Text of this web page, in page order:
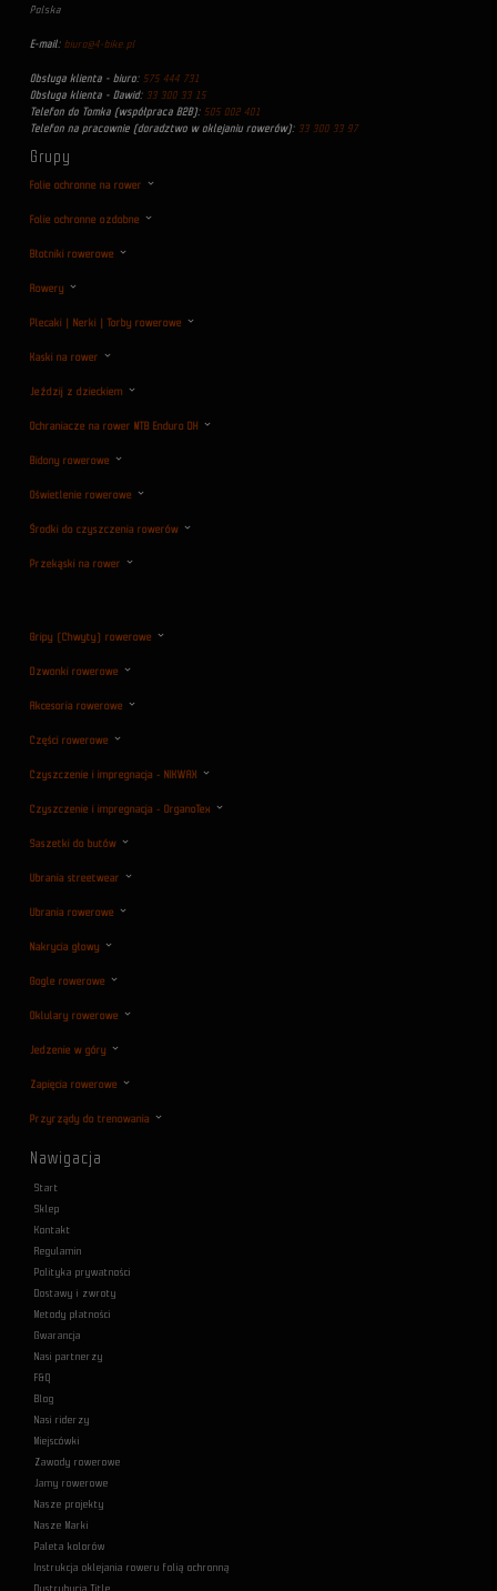
Polska
E-mail: biuro@4-bike.pl
Obsługa klienta - biuro: 575 444 731
Obsługa klienta - Dawid: 33 300 33 15
Telefon do Tomka (współpraca B2B): 505 002 401
Telefon na pracownie (doradztwo w oklejaniu rowerów): 33 300 33 97
Grupy
Folie ochronne na rower
Folie ochronne ozdobne
Błotniki rowerowe
Rowery
Plecaki | Nerki | Torby rowerowe
Kaski na rower
Jeździj z dzieckiem
Ochraniacze na rower MTB Enduro DH
Bidony rowerowe
Oświetlenie rowerowe
Środki do czyszczenia rowerów
Przekąski na rower
Gripy (Chwyty) rowerowe
Dzwonki rowerowe
Akcesoria rowerowe
Części rowerowe
Czyszczenie i impregnacja - NIKWAX
Czyszczenie i impregnacja - OrganoTex
Saszetki do butów
Ubrania streetwear
Ubrania rowerowe
Nakrycia głowy
Gogle rowerowe
Oklulary rowerowe
Jedzenie w góry
Zapięcia rowerowe
Przyrządy do trenowania
Nawigacja
Start
Sklep
Kontakt
Regulamin
Polityka prywatności
Dostawy i zwroty
Metody płatności
Gwarancja
Nasi partnerzy
F&Q
Blog
Nasi riderzy
Miejscówki
Zawody rowerowe
Jamy rowerowe
Nasze projekty
Nasze Marki
Paleta kolorów
Instrukcja oklejania roweru folią ochronną